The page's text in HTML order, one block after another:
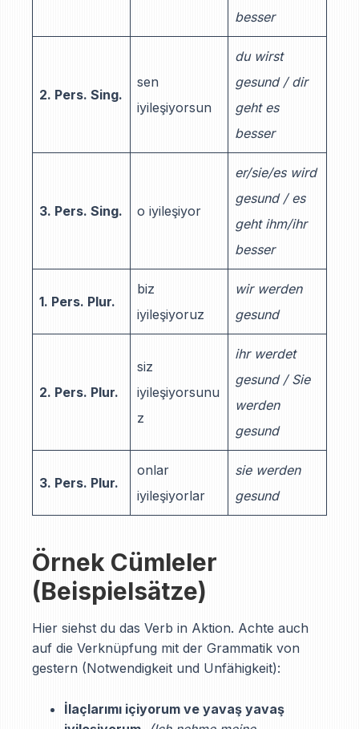
besser
2. Pers. Sing.
sen
iyileşiyorsun
du wirst
gesund / dir
geht es
besser
3. Pers. Sing. o iyileşiyor
er/sie/es wird
gesund / es
geht ihm/ihr
besser
1. Pers. Plur.
biz
iyileşiyoruz
wir werden
gesund
2. Pers. Plur.
siz
iyileşiyorsunu
z
ihr werdet
gesund / Sie
werden
gesund
3. Pers. Plur.
onlar
iyileşiyorlar
sie werden
gesund
Örnek Cümleler
(Beispielsätze)
Hier siehst du das Verb in Aktion. Achte auch
auf die Verknüpfung mit der Grammatik von
gestern (Notwendigkeit und Unfähigkeit):
İlaçlarımı içiyorum ve yavaş yavaş